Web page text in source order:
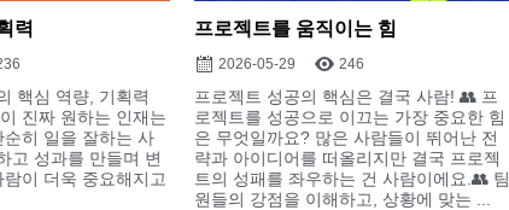
력
핵심 역량, 기획력
진짜 원하는 인재는
히 일을 잘하는 사
고 성과를 만들며 변
이 더욱 중요해지고
프로젝트를 움직이는 힘
2026-05-29 246
프로젝트 성공의 핵심은 결국 사람! 👥 프
로젝트를 성공으로 이끄는 가장 중요한 힘
은 무엇일까요? 많은 사람들이 뛰어난 전
략과 아이디어를 떠올리지만 결국 프로젝
트의 성패를 좌우하는 건 사람이에요.👥 팀
원들의 강점을 이해하고, 상황에 맞는 ...